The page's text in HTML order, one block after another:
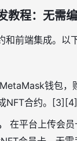
教程：无需
和前端集成。以
钱包，
NFT合约。[3][4]
在平台上传会